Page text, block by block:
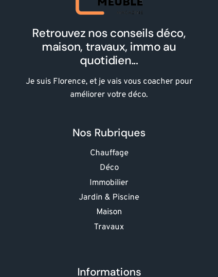
Retrouvez nos conseils déco,
maison, travaux, immo au
quotidien...
Je suis Florence, et je vais vous coacher pour
améliorer votre déco.
Nos Rubriques
Chauffage
Déco
Immobilier
Jardin & Piscine
Maison
Travaux
Informations